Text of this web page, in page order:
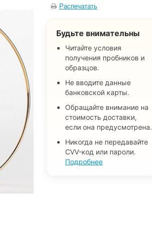
Распечатать
Будьте внимательны
Читайте условия
получения пробников и
образцов.
Не вводите данные
банковской карты.
Обращайте внимание на
стоимость доставки,
если она предусмотрена.
Никогда не передавайте
CVV-код или пароли.
Подробнее